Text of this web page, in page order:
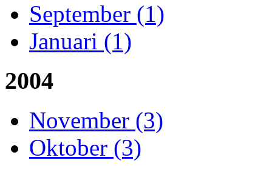
September (1)
Januari (1)
2004
November (3)
Oktober (3)